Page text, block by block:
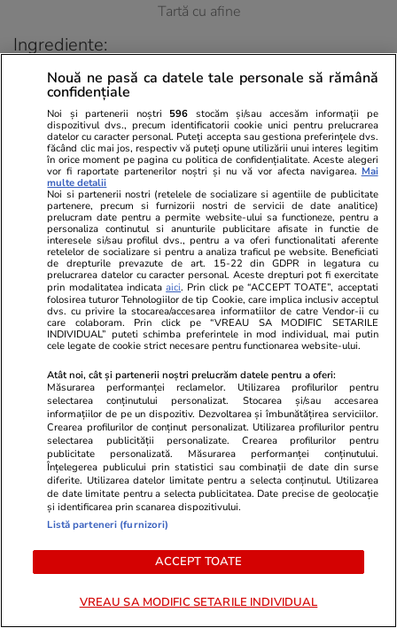
Tartă cu afine
Ingrediente:
pentru aluat – 150 g făină, o lingură zahăr, 75 g
unt, un praf de sare, un gălbenuş, apă caldă cât
să devină aluatul elastic;
pentru umplutură – jumătate de pachet de
biscuiţi simpli, 700 g afine, 100 g zahăr, două
ouă, 100 ml smântână.
Mod de preparare:se amestecă untul cu făina,
zahărul şi sarea. Se adaugă apoi gălbenuşul şi
apa caldă cât să devină aluatul modelabil. Se
înveleşte apoi aluatul în folie alimentară şi se
lasă în frigider 30 de minute. Se pregăteşte o
formă de tartă cu diametrul de 23 cm, se
întinde aluatul în forma unsă şi se înţeapă din
loc în loc, cu furculiţa. Se presară biscuiţii
sfărâmaţi şi se aşază deasupra afinele bine
spălate. Tava se introduce în cuptorul
preîncălzit, 20 de minute. În acest timp se
pregăteşte umplutura – se mixează ouăle cu
zahărul şi cu smântâna – şi se adaugă peste
tartă, continuându-se coacerea încă 15 minute.
dulceață de afine și alte fructe de
pădure. Pline de vitamine!
Nouă ne pasă ca datele tale personale să rămână
confidențiale
Noi și partenerii noștri 596 stocăm și/sau accesăm informații pe
dispozitivul dvs., precum identificatorii cookie unici pentru prelucrarea
datelor cu caracter personal. Puteți accepta sau gestiona preferințele dvs.
făcând clic mai jos, respectiv vă puteți opune utilizării unui interes legitim
în orice moment pe pagina cu politica de confidențialitate. Aceste alegeri
vor fi raportate partenerilor noștri și nu vă vor afecta navigarea. Mai
multe detalii
Noi si partenerii nostri (retelele de socializare si agentiile de publicitate
partenere, precum si furnizorii nostri de servicii de date analitice)
prelucram date pentru a permite website-ului sa functioneze, pentru a
personaliza continutul si anunturile publicitare afisate in functie de
interesele si/sau profilul dvs., pentru a va oferi functionalitati aferente
retelelor de socializare si pentru a analiza traficul pe website. Beneficiati
de drepturile prevazute de art. 15-22 din GDPR in legatura cu
prelucrarea datelor cu caracter personal. Aceste drepturi pot fi exercitate
prin modalitatea indicataaici. Prin click pe “ACCEPT TOATE”, acceptati
folosirea tuturor Tehnologiilor de tip Cookie, care implica inclusiv acceptul
dvs. cu privire la stocarea/accesarea informatiilor de catre Vendor-ii cu
care colaboram. Prin click pe “VREAU SA MODIFIC SETARILE
INDIVIDUAL” puteti schimba preferintele in mod individual, mai putin
cele legate de cookie strict necesare pentru functionarea website-ului.
Atât noi, cât și partenerii noștri prelucrăm datele pentru a oferi:
Măsurarea performanței reclamelor. Utilizarea profilurilor pentru
selectarea conținutului personalizat. Stocarea și/sau accesarea
informațiilor de pe un dispozitiv. Dezvoltarea și îmbunătățirea serviciilor.
Crearea profilurilor de conținut personalizat. Utilizarea profilurilor pentru
selectarea publicității personalizate. Crearea profilurilor pentru
publicitate personalizată. Măsurarea performanței conținutului.
Înțelegerea publicului prin statistici sau combinații de date din surse
diferite. Utilizarea datelor limitate pentru a selecta conținutul. Utilizarea
de date limitate pentru a selecta publicitatea. Date precise de geolocație
și identificarea prin scanarea dispozitivului.
Listă parteneri (furnizori)
ACCEPT TOATE
VREAU SA MODIFIC SETARILE INDIVIDUAL